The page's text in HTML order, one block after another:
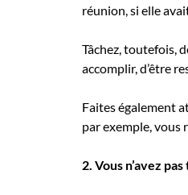
réunion, si elle
Tâchez, toutefois,
accomplir, d’être
Faites également
par exemple, vous
2. Vous n’avez